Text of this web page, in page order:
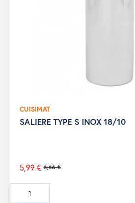
CUISIMAT
SALIERE TYPE S INOX 18/10
Prix
de
base
6,66 €
5,99 €